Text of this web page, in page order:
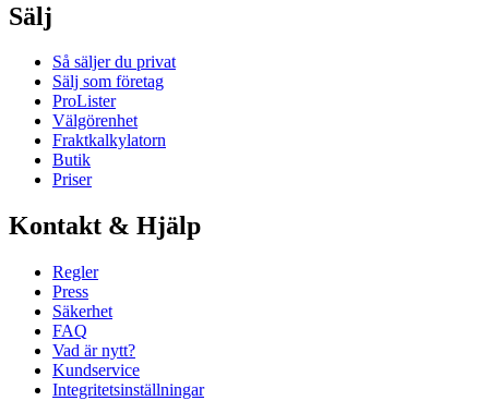
Sälj
Så säljer du privat
Sälj som företag
ProLister
Välgörenhet
Fraktkalkylatorn
Butik
Priser
Kontakt & Hjälp
Regler
Press
Säkerhet
FAQ
Vad är nytt?
Kundservice
Integritetsinställningar